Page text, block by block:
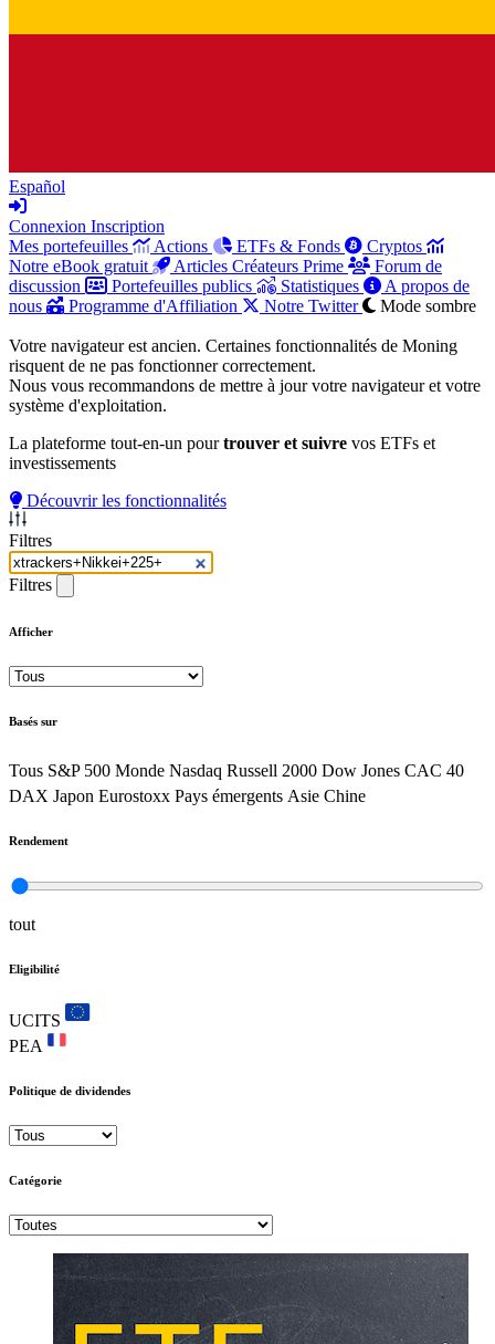
Español
Connexion Inscription
Mes portefeuilles
Actions ETFs & Fonds
Cryptos
Notre eBook gratuit
Articles Créateurs Prime
Forum de
discussion
Portefeuilles publics Statistiques
A propos de
nous
Programme d'Affiliation Notre Twitter Mode sombre
Votre navigateur est ancien. Certaines fonctionnalités de Moning
risquent de ne pas fonctionner correctement.
Nous vous recommandons de mettre à jour votre navigateur et votre
système d'exploitation.
La plateforme tout-en-un pourtrouver et suivre vos ETFs et
investissements
Découvrir les fonctionnalités
Filtres
Filtres
Afficher
Basés sur
Tous S&P 500 Monde Nasdaq Russell 2000 Dow Jones CAC 40
DAX Japon Eurostoxx Pays émergents Asie Chine
Rendement
tout
Eligibilité
UCITS
PEA
Politique de dividendes
Catégorie